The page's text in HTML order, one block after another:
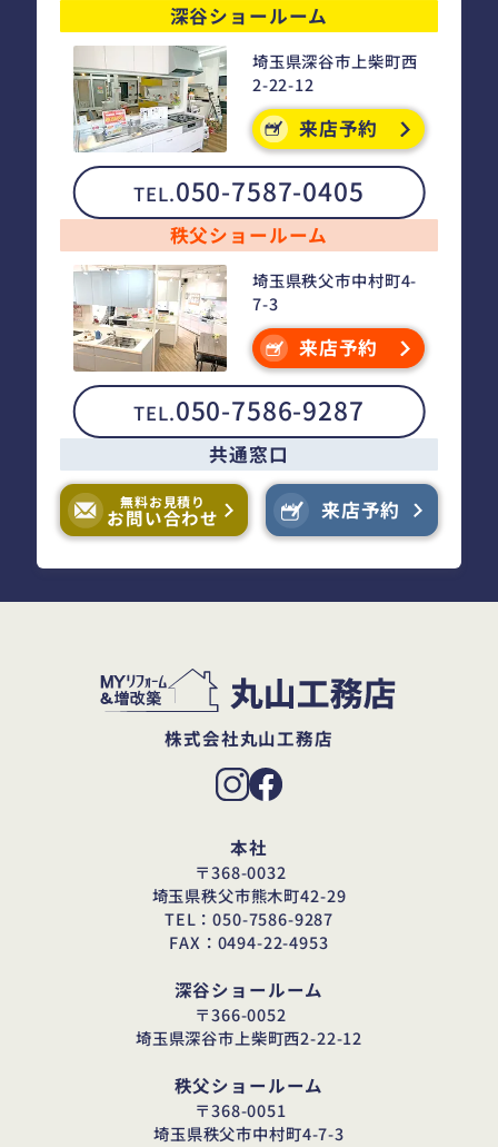
深谷ショールーム
埼玉県深谷市上柴町西
2-22-12
来店予約
TEL.050-7587-0405
秩父ショールーム
埼玉県秩父市中村町4-
7-3
来店予約
TEL.050-7586-9287
共通窓口
来店予約
無料お見積り
お問い合わせ
株式会社丸山工務店
本社
〒368-0032
埼玉県秩父市熊木町42-29
TEL：050-7586-9287
FAX：0494-22-4953
深谷ショールーム
〒366-0052
埼玉県深谷市上柴町西2-22-12
秩父ショールーム
〒368-0051
埼玉県秩父市中村町4-7-3